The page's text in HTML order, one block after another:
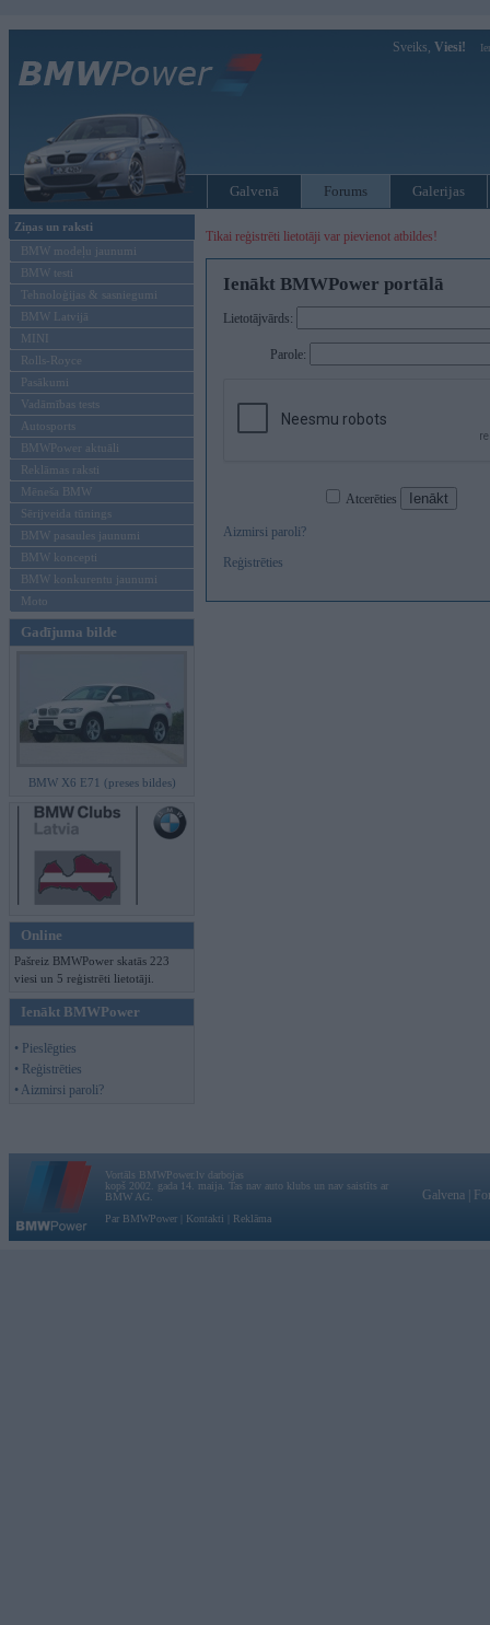
Sveiks, Viesi!
Galvenā Forums Galerijas
Ziņas un raksti
BMW modeļu jaunumi
BMW testi
Tehnoloģijas & sasniegumi
BMW Latvijā
MINI
Rolls-Royce
Pasākumi
Vadāmības tests
Autosports
BMWPower aktuāli
Reklāmas raksti
Mēneša BMW
Sērijveida tūnings
BMW pasaules jaunumi
BMW koncepti
BMW konkurentu jaunumi
Moto
Gadījuma bilde
BMW X6 E71 (preses bildes)
Online
Pašreiz BMWPower skatās 223
viesi un 5 reģistrēti lietotāji.
Ienākt BMWPower
• Pieslēgties
• Reģistrēties
• Aizmirsi paroli?
Tikai reģistrēti lietotāji var pievienot atbildes!
Ienākt BMWPower portālā
Lietotājvārds:
Parole:
Atcerēties
Aizmirsi paroli?
Reģistrēties
Vortāls BMWPower.lv darbojas
kopš 2002. gada 14. maija. Tas nav auto klubs un nav saistīts ar
BMW AG.
Par BMWPower
Kontakti Reklāma
Galvena